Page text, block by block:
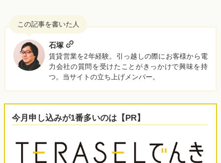
石塚
賃貸営業を2年経験。引っ越しの際にお客様から電
力会社の質問を受けたことがきっかけで興味を持
つ。当サイトの立ち上げメンバー。
今月申し込みが1番多いのは【PR】